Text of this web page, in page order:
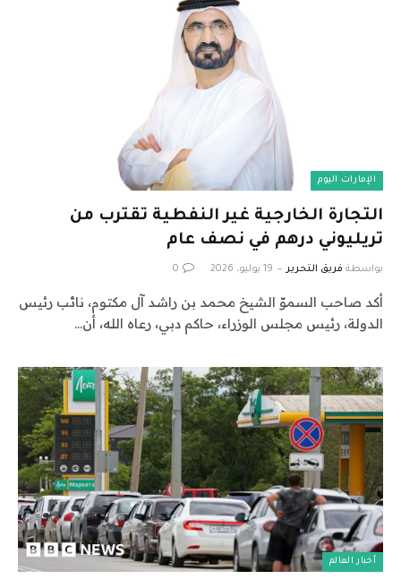
الإمارات اليوم
التجارة الخارجية غير النفطية تقترب من
تريليوني درهم في نصف عام
بواسطة فريق التحرير 19 يوليو، 2026 0
أكد صاحب السموّ الشيخ محمد بن راشد آل مكتوم، نائب رئيس
الدولة، رئيس مجلس الوزراء، حاكم دبي، رعاه الله، أن…
أخبار العالم